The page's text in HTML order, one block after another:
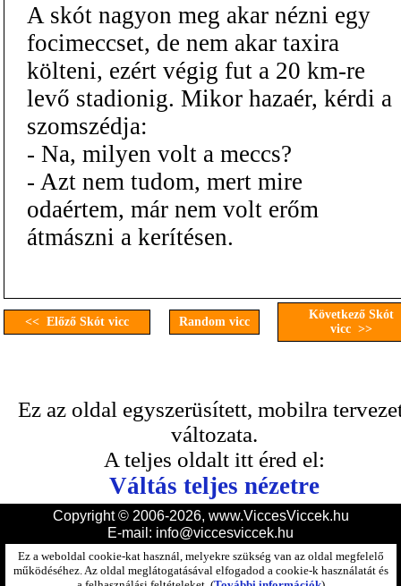
A skót nagyon meg akar nézni egy
focimeccset, de nem akar taxira
költeni, ezért végig fut a 20 km-re
levő stadionig. Mikor hazaér, kérdi a
szomszédja:
- Na, milyen volt a meccs?
- Azt nem tudom, mert mire
odaértem, már nem volt erőm
átmászni a kerítésen.
<< Előző Skót vicc Random vicc
Következő Skót
vicc >>
Ez az oldal egyszerüsített, mobilra
változata.
A teljes oldalt itt éred el:
Váltás teljes nézetre
Copyright © 2006-2026, www.ViccesViccek.hu
E-mail: info@viccesviccek.hu
Ez a weboldal cookie-kat használ, melyekre szükség van az oldal megfelelő
működéséhez. Az oldal meglátogatásával elfogadod a cookie-k használatát és